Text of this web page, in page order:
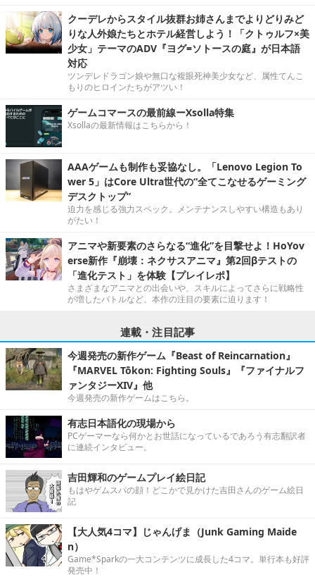
クーデレからスタイル抜群お姉さんまでよりどりみど
りな人外娘たちとホテル経営しよう！「クトゥルフ×美
少女」テーマのADV『ヨグ=ソトースの庭』が日本語
対応
ツンデレドラゴン娘や無口な複眼死神美少女など、属性てんこ
もりのヒロインたちがアツい！
ゲームコマースの最前線ーXsolla特集
Xsollaの最新情報はこちらから！
AAAゲームも制作も妥協なし。「Lenovo Legion To
wer 5」はCore Ultra世代の“全てこなせるゲーミング
デスクトップ”
迫力を感じる強力スペック。メンテナンスしやすい構造もあり
がたい！
アニマや新要素のさらなる“進化”を目撃せよ！HoYov
erse新作『崩壊：ネクサスアニマ』第2回βテストの
「進化テスト」を体験【プレイレポ】
さまざまなアニマとの出会いや、スキルによってさらに戦略性
が増したバトルなど、本作の注目の要素に迫ります！
連載・注目記事
今週発売の新作ゲーム『Beast of Reincarnation』
『MARVEL Tōkon: Fighting Souls』『ファイナルフ
ァンタジーXIV』他
今週発売の新作ゲームはこちら。
有志日本語化の現場から
PCゲーマーなら何かとお世話になっているであろう有志翻訳者
に連続インタビュー。
吉田輝和のゲームプレイ絵日記
もはやゲムスパの顔！どこかで見かけた吉田さんのゲーム絵日
記
【大人気4コマ】じゃんげま（Junk Gaming Maide
n）
Game*Sparkの一大コンテンツに成長した4コマ。単行本も好評
発売中！